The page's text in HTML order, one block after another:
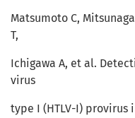
Matsumoto C,
T,
Ichigawa A, et al.
virus
type I (HTLV-I)